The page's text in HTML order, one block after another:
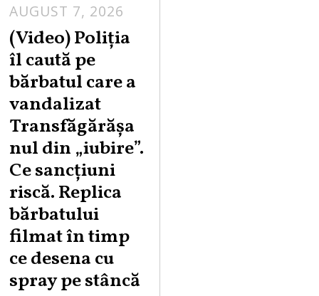
AUGUST 7, 2026
U
G
S
7
,
(Video) Poliția
îl caută pe
bărbatul care a
vandalizat
Transfăgărășa
nul din „iubire”.
Ce sancțiuni
riscă. Replica
bărbatului
filmat în timp
ce desena cu
spray pe stâncă